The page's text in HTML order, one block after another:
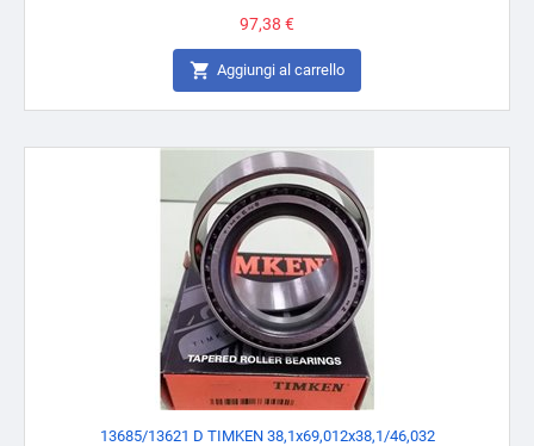
Prezzo
97,38 €
 Aggiungi al carrello
13685/13621 D TIMKEN 38,1x69,012x38,1/46,032